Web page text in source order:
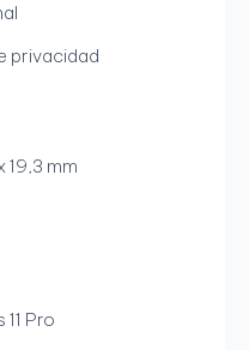
privacidad
19,3 mm
Pro